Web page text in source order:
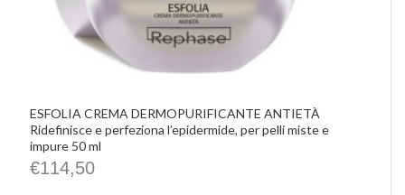
ESFOLIA CREMA DERMOPURIFICANTE ANTIETÀ
Ridefinisce e perfeziona l’epidermide, per pelli miste e
impure 50 ml
€114,50